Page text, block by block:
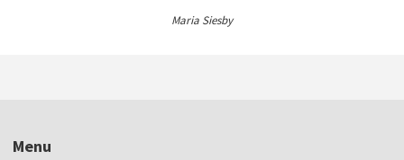
Maria Siesby
Menu